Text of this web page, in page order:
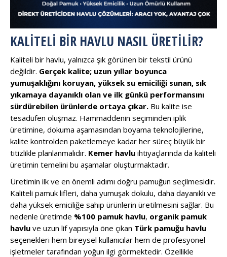
KALITELI BIR HAVLU NASIL ÜRETILIR?
Kaliteli bir havlu, yalnızca şık görünen bir tekstil ürünü
değildir. Gerçek kalite; uzun yıllar boyunca
yumuşaklığını koruyan, yüksek su emiciliği sunan, sık
yıkamaya dayanıklı olan ve ilk günkü performansını
sürdürebilen ürünlerde ortaya çıkar. Bu kalite ise
tesadüfen oluşmaz. Hammaddenin seçiminden iplik
üretimine, dokuma aşamasından boyama teknolojilerine,
kalite kontrolden paketlemeye kadar her süreç büyük bir
titizlikle planlanmalıdır. Kemer havlu ihtiyaçlarında da kaliteli
üretimin temelini bu aşamalar oluşturmaktadır.
Üretimin ilk ve en önemli adımı doğru pamuğun seçilmesidir.
Kaliteli pamuk lifleri, daha yumuşak dokulu, daha dayanıklı ve
daha yüksek emiciliğe sahip ürünlerin üretilmesini sağlar. Bu
nedenle üretimde %100 pamuk havlu, organik pamuk
havlu ve uzun lif yapısıyla öne çıkan Türk pamuğu havlu
seçenekleri hem bireysel kullanıcılar hem de profesyonel
işletmeler tarafından yoğun ilgi görmektedir. Özellikle